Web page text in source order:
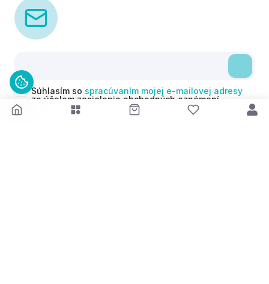
Súhlasím so spracúvaním mojej e-mailovej adresy
za účelom zasielania obchodných oznámení
(newsletterov) v súlade s čl. 6 ods. 1 písm. a)
Nariadenia GDPR. Svoj súhlas môžem kedykoľvek